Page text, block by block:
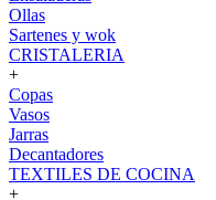
Ollas
Sartenes y wok
CRISTALERIA
+
Copas
Vasos
Jarras
Decantadores
TEXTILES DE COCINA
+